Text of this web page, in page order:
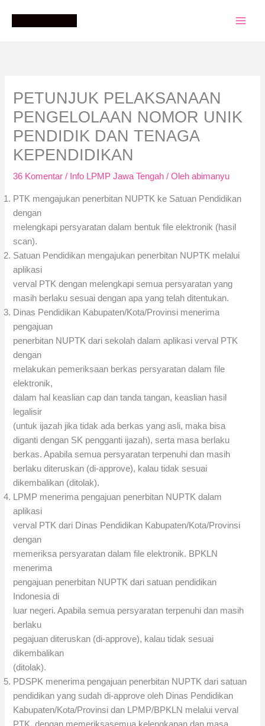
PETUNJUK PELAKSANAAN
PENGELOLAAN NOMOR UNIK
PENDIDIK DAN TENAGA
KEPENDIDIKAN
36 Komentar / Info LPMP Jawa Tengah / Olehabimanyu
PTK mengajukan penerbitan NUPTK ke Satuan Pendidikan
dengan
melengkapi persyaratan dalam bentuk file elektronik (hasil
scan).
Satuan Pendidikan mengajukan penerbitan NUPTK melalui
aplikasi
verval PTK dengan melengkapi semua persyaratan yang
masih berlaku sesuai dengan apa yang telah ditentukan.
Dinas Pendidikan Kabupaten/Kota/Provinsi menerima
pengajuan
penerbitan NUPTK dari sekolah dalam aplikasi verval PTK
dengan
melakukan pemeriksaan berkas persyaratan dalam file
elektronik,
dalam hal keaslian cap dan tanda tangan, keaslian hasil
legalisir
(untuk ijazah jika tidak ada berkas yang asli, maka bisa
diganti dengan SK pengganti ijazah), serta masa berlaku
berkas. Apabila semua persyaratan terpenuhi dan masih
berlaku diteruskan (di-approve), kalau tidak sesuai
dikembalikan (ditolak).
LPMP menerima pengajuan penerbitan NUPTK dalam
aplikasi
verval PTK dari Dinas Pendidikan Kabupaten/Kota/Provinsi
dengan
memeriksa persyaratan dalam file elektronik. BPKLN
menerima
pengajuan penerbitan NUPTK dari satuan pendidikan
Indonesia di
luar negeri. Apabila semua persyaratan terpenuhi dan masih
berlaku
pegajuan diteruskan (di-approve), kalau tidak sesuai
dikembalikan
(ditolak).
PDSPK menerima pengajuan penerbitan NUPTK dari satuan
pendidikan yang sudah di-approve oleh Dinas Pendidikan
Kabupaten/Kota/Provinsi dan LPMP/BPKLN melalui verval